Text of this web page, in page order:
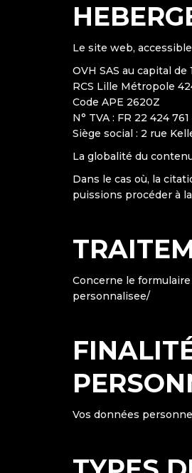
Le site web,
OVH SAS au capital
RCS Lille Métropole
Code APE 2620Z
N° TVA : FR 22 424 761
Siège social : 2 rue
La globalité du
Dans le cas où, la
puissions procéder à
Concerne le
personnalisee/
Vos données